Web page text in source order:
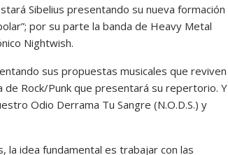
Sibelius presentando su nueva formación
por su parte la banda de Heavy Metal
Nightwish.
sus propuestas musicales que reviven
de Rock/Punk que presentará su repertorio. Y
Odio Derrama Tu Sangre (N.O.D.S.) y
la idea fundamental es trabajar con las